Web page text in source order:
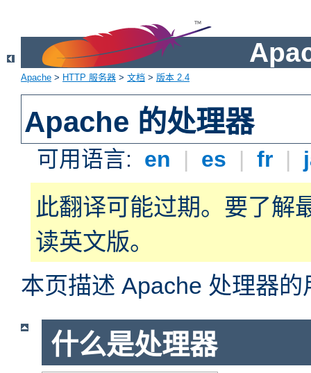
Apache > HTTP 服务器 > 文档 > 版本 2.4
Apache 的处理器
可用语言: en | es | fr |
此翻译可能过期。要了解
读英文版。
本页描述 Apache 处理器的
什么是处理器